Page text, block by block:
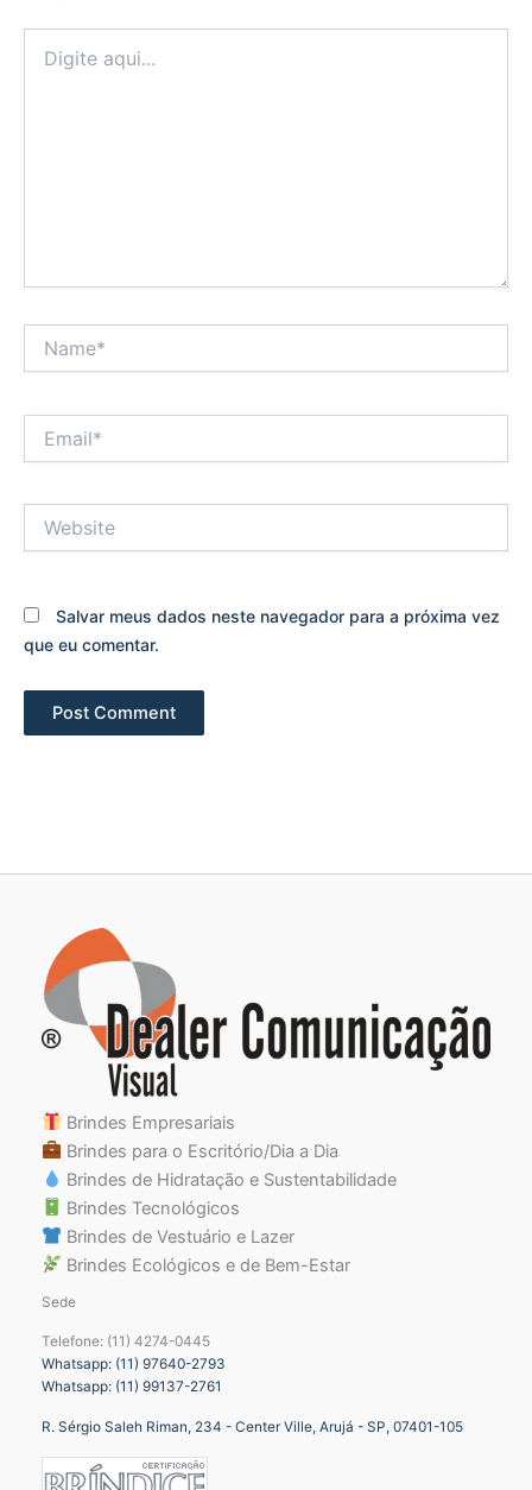
aqui...
Salvar meus dados neste navegador para a próxima vez
que eu comentar.
Brindes Empresariais
Brindes para o Escritório/Dia a Dia
Brindes de Hidratação e Sustentabilidade
Brindes Tecnológicos
Brindes de Vestuário e Lazer
Brindes Ecológicos e de Bem-Estar
Sede
Telefone: (11) 4274-0445
Whatsapp: (11) 97640-2793
Whatsapp: (11) 99137-2761
R. Sérgio Saleh Riman, 234 - Center Ville, Arujá - SP, 07401-105